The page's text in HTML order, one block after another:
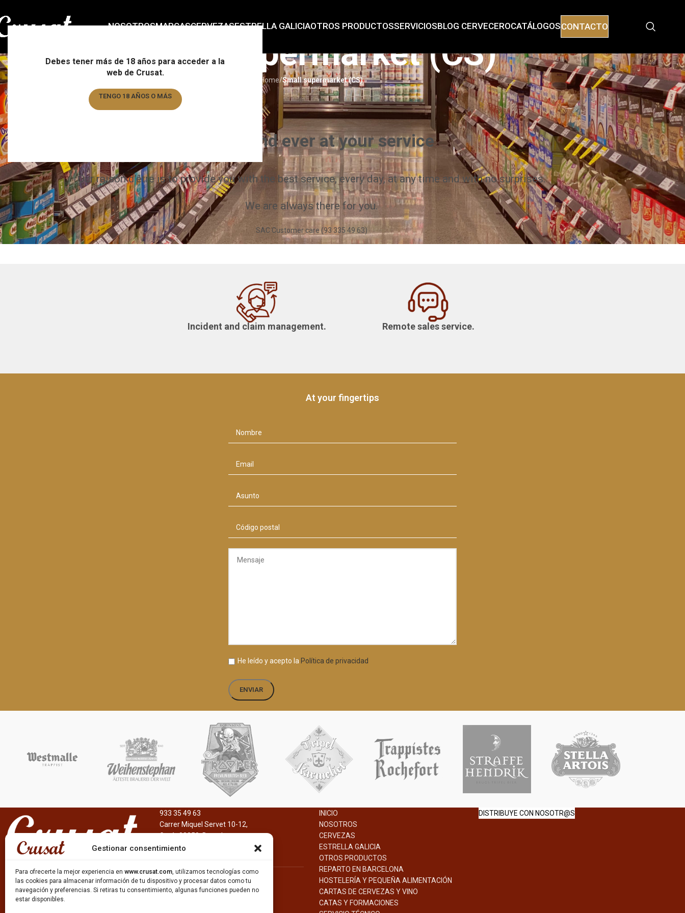
Debes tener más de 18 años para acceder a la
web de Crusat.
TENGO 18 AÑOS O MÁS
Gestionar consentimiento
Para ofrecerte la mejor experiencia en www.crusat.com, utilizamos tecnologías como
las cookies para almacenar información de tu dispositivo y procesar datos como tu
navegación y preferencias. Si retiras tu consentimiento, algunas funciones pueden no
estar disponibles.
NOSOTROSMARCASCERVEZASESTRELLA GALICIAOTROS PRODUCTOSSERVICIOSBLOG CERVECEROCATÁLOGOSCONTACTO
Small supermarket (CS)
Home/Small supermarket (CS)
Always and ever at your service
Our raison d’être is to provide you with the best service, every day, at any time and with no surprises.
We are always there for you.
SAC Customer care (93 335 49 63)
Incident and claim management. Remote sales service.
At your fingertips
He leído y acepto la Política de privacidad
933 35 49 63
Carrer Miquel Servet 10-12,
Gavà, 08850, Barcelona.
INICIO
NOSOTROS
CERVEZAS
ESTRELLA GALICIA
OTROS PRODUCTOS
REPARTO EN BARCELONA
HOSTELERÍA Y PEQUEÑA ALIMENTACIÓN
CARTAS DE CERVEZAS Y VINO
CATAS Y FORMACIONES
DISTRIBUYE CON NOSOTR@S